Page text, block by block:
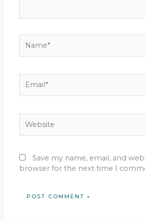
Save my name, email, and
browser for the next time I